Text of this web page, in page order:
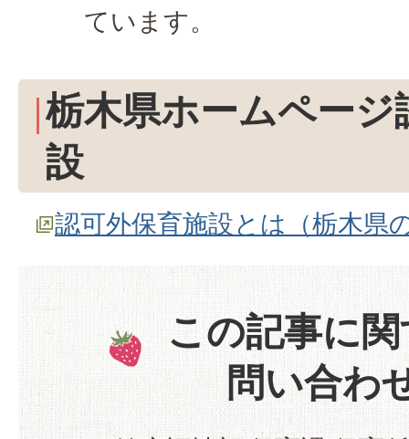
ています。
栃木県ホームページ
設
認可外保育施設とは（栃木県
この記事に
問い合わ